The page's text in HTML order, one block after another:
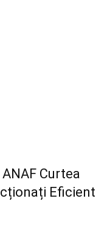
Curtea
Eficient